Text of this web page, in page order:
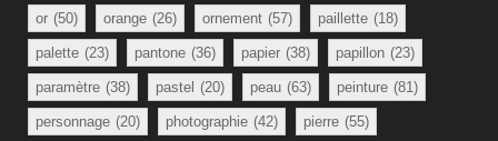
or (50) orange (26) ornement (57) paillette (18)
palette (23) pantone (36) papier (38) papillon (23)
paramètre (38) pastel (20) peau (63) peinture (81)
personnage (20) photographie (42) pierre (55)